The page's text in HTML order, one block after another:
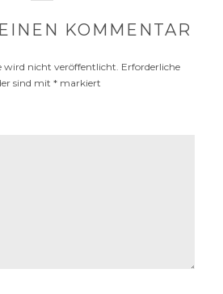
KOMMENTAR
wird nicht veröffentlicht. Erforderliche
sind mit * markiert